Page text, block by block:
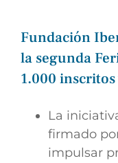
Fundación
la segunda
1.000
La
firmado
impulsar